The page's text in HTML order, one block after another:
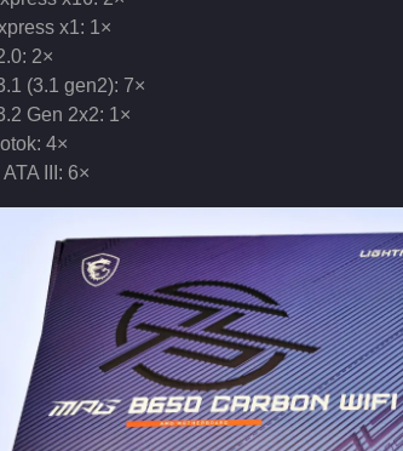
x1: 1×
2×
(3.1 gen2): 7×
Gen 2x2: 1×
4×
III: 6×